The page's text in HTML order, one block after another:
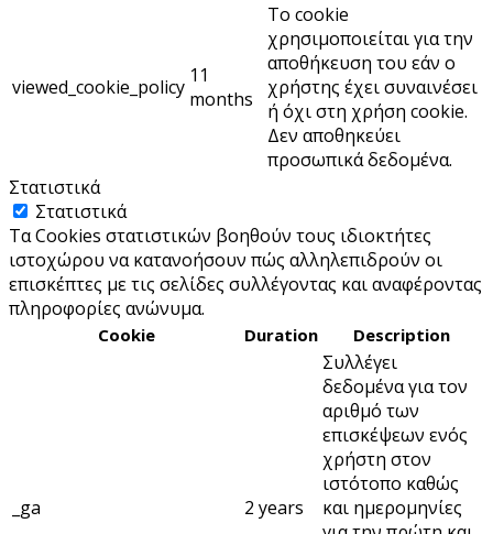
viewed_cookie_policy 11
months
Το cookie
χρησιμοποιείται για την
αποθήκευση του εάν ο
χρήστης έχει συναινέσει
ή όχι στη χρήση cookie.
Δεν αποθηκεύει
προσωπικά δεδομένα.
Στατιστικά
Στατιστικά
Τα Cookies στατιστικών βοηθούν τους ιδιοκτήτες
ιστοχώρου να κατανοήσουν πώς αλληλεπιδρούν οι
επισκέπτες με τις σελίδες συλλέγοντας και αναφέροντας
πληροφορίες ανώνυμα.
Cookie Duration Description
_ga 2 years
Συλλέγει
δεδομένα για τον
αριθμό των
επισκέψεων ενός
χρήστη στον
ιστότοπο καθώς
και ημερομηνίες